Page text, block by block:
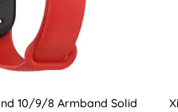
10/9/8 Armband Solid